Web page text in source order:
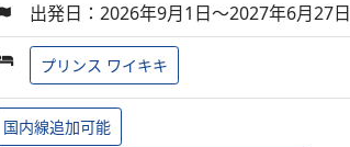
出発日：2026年9月1日～2027年6月27日
プリンス ワイキキ
国内線追加可能